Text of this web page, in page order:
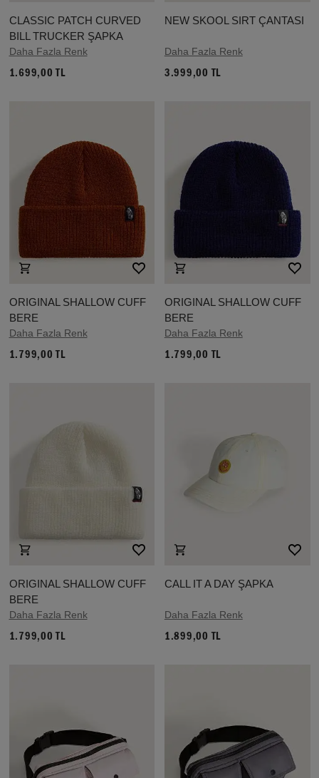
CLASSIC PATCH CURVED
BILL TRUCKER ŞAPKA
Daha Fazla Renk
1.699,00 TL
NEW SKOOL SIRT ÇANTASI
Daha Fazla Renk
3.999,00 TL
ORIGINAL SHALLOW CUFF
BERE
Daha Fazla Renk
1.799,00 TL
ORIGINAL SHALLOW CUFF
BERE
Daha Fazla Renk
1.799,00 TL
ORIGINAL SHALLOW CUFF
BERE
Daha Fazla Renk
1.799,00 TL
CALL IT A DAY ŞAPKA
Daha Fazla Renk
1.899,00 TL